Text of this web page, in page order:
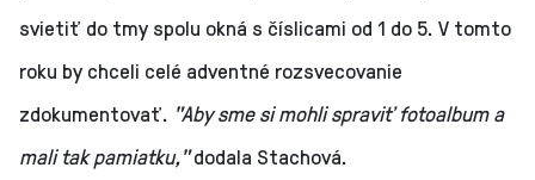
svietiť do tmy spolu okná s číslicami od 1 do 5. V tomto
roku by chceli celé adventné rozsvecovanie
zdokumentovať. "Aby sme si mohli spraviť fotoalbum a
mali tak pamiatku,"dodala Stachová.